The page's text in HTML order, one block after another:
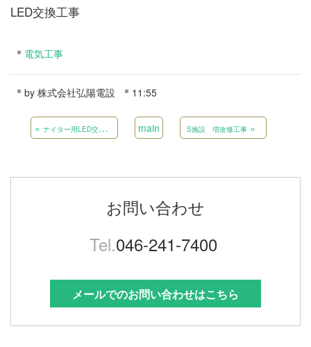
LED交換工事
電気工事
by 株式会社弘陽電設 11:55
«ナイター用LED交換工事 main S施設 増改修工事 »
お問い合わせ
Tel.046-241-7400
メールでのお問い合わせはこちら